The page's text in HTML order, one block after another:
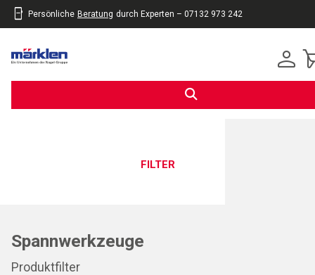
Persönliche Beratung durch Experten – 07132 973 242
FILTER
Spannwerkzeuge
Produktfilter